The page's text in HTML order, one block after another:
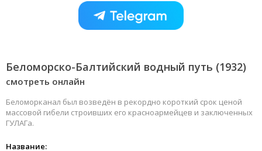
Беломорско-Балтийский водный путь (1932)
смотреть онлайн
Беломорканал был возведён в рекордно короткий срок ценой
массовой гибели строивших его красноармейцев и заключенных
ГУЛАГа.
Название: